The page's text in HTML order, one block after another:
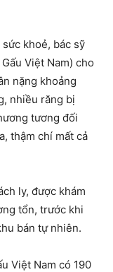
khoẻ, bác sỹ
Việt Nam) cho
nặng khoảng
nhiều răng bị
tương đối
thậm chí mất cả
ly, được khám
tổn, trước khi
bán tự nhiên.
Việt Nam có 190